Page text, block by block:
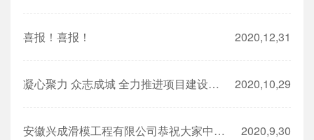
喜报！喜报！ 2020,12,31
凝心聚力 众志成城 全力推进项目建设稳步实施 2020,10,29
安徽兴成滑模工程有限公司恭祝大家中秋节快乐！ 2020,9,30